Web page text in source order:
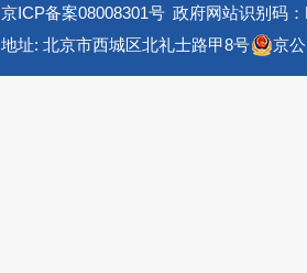
京ICP备案08008301号 政府网站识别码
地址: 北京市西城区北礼士路甲8号
京